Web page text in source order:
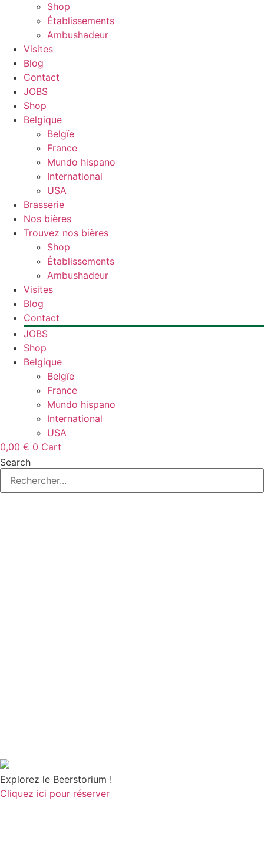
Shop
Établissements
Ambushadeur
Visites
Blog
Contact
JOBS
Shop
Belgique
Belgïe
France
Mundo hispano
International
USA
Brasserie
Nos bières
Trouvez nos bières
Shop
Établissements
Ambushadeur
Visites
Blog
Contact
JOBS
Shop
Belgique
Belgïe
France
Mundo hispano
International
USA
0,00 € 0 Cart
Search
Explorez le Beerstorium !
Cliquez ici pour réserver